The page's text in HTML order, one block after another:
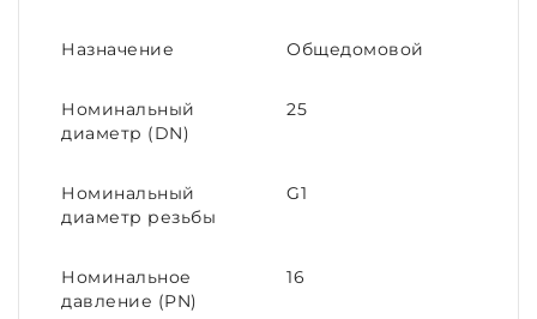
Назначение Общедомовой
Номинальный
диаметр (DN)
25
Номинальный
диаметр резьбы
G1
Номинальное
давление (PN)
16